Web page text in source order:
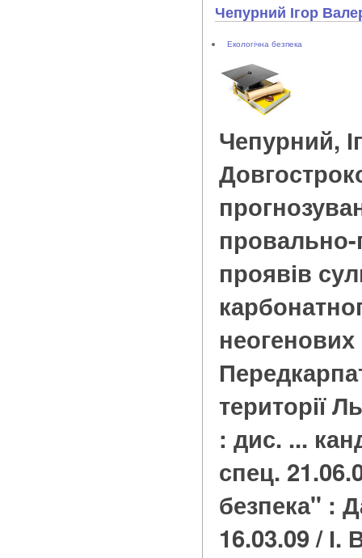
Чепурний Ігор
Екологічна безпека
Чепурний,
проявів
неогенових
території
: дис. ...
спец.
безпека" :
16.03.09 /